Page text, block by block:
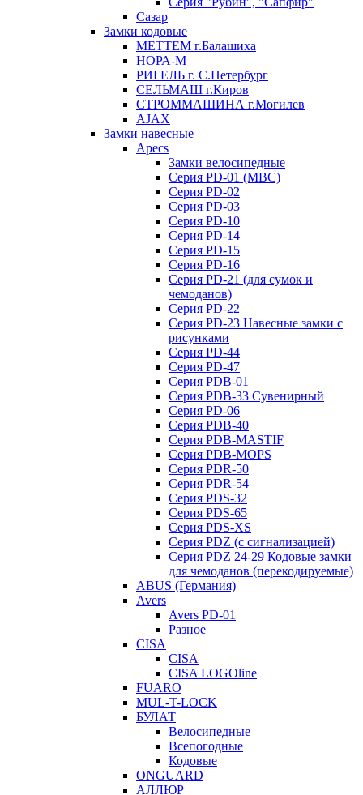
Сазар
Замки кодовые
МЕТТЕМ г.Балашиха
НОРА-М
РИГЕЛЬ г. С.Петербург
СЕЛЬМАШ г.Киров
СТРОММАШИНА г.Могилев
AJAX
Замки навесные
Apecs
Замки велосипедные
Серия PD-01 (МВС)
Серия PD-02
Серия PD-03
Серия PD-10
Серия PD-14
Серия PD-15
Серия PD-16
Серия PD-21 (для сумок и
чемоданов)
Серия PD-22
Серия PD-23 Навесные замки с
рисунками
Серия PD-44
Серия PD-47
Серия PDB-01
Серия PDB-33 Сувенирный
Серия PD-06
Серия PDB-40
Серия PDB-MASTIF
Серия PDB-MOPS
Серия PDR-50
Серия PDR-54
Серия PDS-32
Серия PDS-65
Серия PDS-XS
Серия PDZ (с сигнализацией)
Серия PDZ 24-29 Кодовые замки
для чемоданов (перекодируемые)
ABUS (Германия)
Avers
Avers PD-01
Разное
CISA
CISA
CISA LOGOline
FUARO
MUL-T-LOCK
БУЛАТ
Велосипедные
Всепогодные
Кодовые
ONGUARD
АЛЛЮР